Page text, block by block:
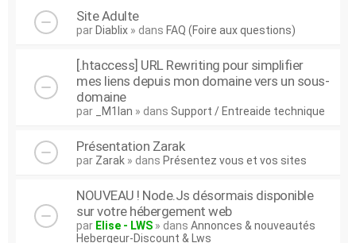
Site Adulte
par Diablix » dans FAQ (Foire aux questions)
[.htaccess] URL Rewriting pour simplifier
mes liens depuis mon domaine vers un sous-
domaine
par _M1lan » dans Support / Entreaide technique
Présentation Zarak
par Zarak » dans Présentez vous et vos sites
NOUVEAU ! Node.Js désormais disponible
sur votre hébergement web
par Elise - LWS » dans Annonces & nouveautés
Hebergeur-Discount & Lws